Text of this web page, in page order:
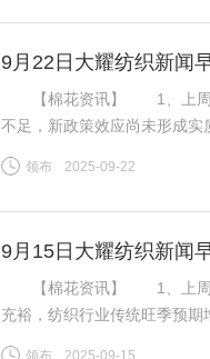
9月22日大耀纺织新闻
【棉花资讯】 1、上周国
不足，新政策效应尚未形成
盘ICE期棉同样先涨后跌，在
领布 2025-09-22
9月15日大耀纺织新闻
【棉花资讯】 1、上周国
充裕，纺织行业传统旺季预
领布 2025-09-15